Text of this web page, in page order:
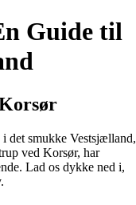
Guide til
det smukke Vestsjælland,
ved Korsør, har
Lad os dykke ned i,